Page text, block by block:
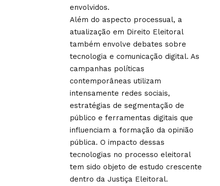
envolvidos.
Além do aspecto processual, a
atualização em Direito Eleitoral
também envolve debates sobre
tecnologia e comunicação digital. As
campanhas políticas
contemporâneas utilizam
intensamente redes sociais,
estratégias de segmentação de
público e ferramentas digitais que
influenciam a formação da opinião
pública. O impacto dessas
tecnologias no processo eleitoral
tem sido objeto de estudo crescente
dentro da Justiça Eleitoral.